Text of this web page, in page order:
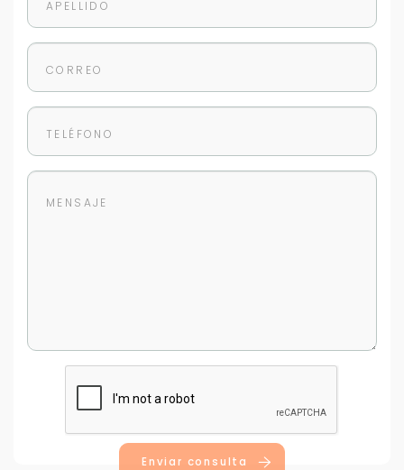
Enviar consulta